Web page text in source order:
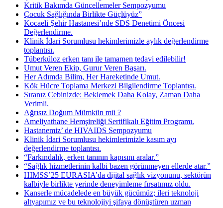
Kritik Bakımda Güncellemeler Sempozyumu
Çocuk Sağlığında Birlikte Güçlüyüz”
Kocaeli Şehir Hastanesi’nde SDS Denetimi Öncesi
Değerlendirme.
Klinik İdari Sorumlusu hekimlerimizle aylık değerlendirme
toplantısı.
Tüberküloz erken tanı ile tamamen tedavi edilebilir!
Umut Veren Ekip, Gurur Veren Başarı.
Her Adımda Bilim, Her Hareketinde Umut.
Kök Hücre Toplama Merkezi Bilgilendirme Toplantısı.
Sıranız Cebinizde: Beklemek Daha Kolay, Zaman Daha
Verimli.
Ağrısız Doğum Mümkün mü ?
Ameliyathane Hemşireliği Sertifikalı Eğitim Programı.
Hastanemiz’ de HIVAIDS Sempozyumu
Klinik İdari Sorumlusu hekimlerimizle kasım ayı
değerlendirme toplantısı.
“Farkındalık, erken tanının kapısını aralar.”
“Sağlık hizmetlerinin kalbi bazen görünmeyen ellerde atar.”
HIMSS’25 EURASIA’da dijital sağlık vizyonunu, sektörün
kalbiyle birlikte yerinde deneyimleme fırsatımız oldu.
Kanserle mücadelede en büyük gücümüz; ileri teknoloji
altyapımız ve bu teknolojiyi şifaya dönüştüren uzman